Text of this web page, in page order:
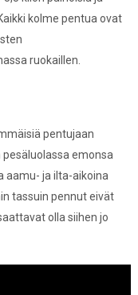
kolme pentua ovat
ruokaillen.
pentujaan
emonsa
aamu- ja ilta-aikoina
tassuin pennut eivät
olla siihen jo